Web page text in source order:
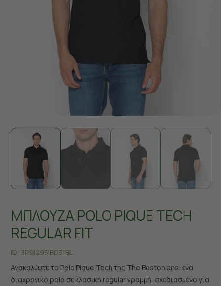
ΜΠΛΟΥΖΑ POLO PIQUE TECH
REGULAR FIT
ID: 3PS1295|B031BL
Ανακαλύψτε το Polo Pique Tech της The Bostonians: ένα
διαχρονικό polo σε κλασική regular γραμμή, σχεδιασμένο για